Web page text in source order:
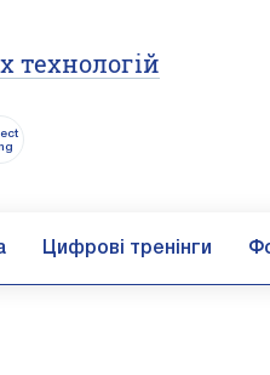
технологій
Цифрові тренінги